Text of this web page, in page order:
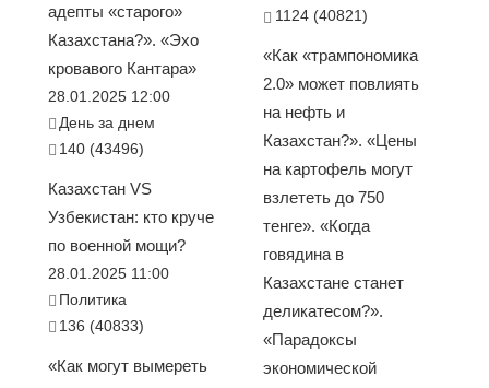
адепты «старого»
Казахстана?». «Эхо
кровавого Кантара»
28.01.2025 12:00
День за днем
140 (43496)
Казахстан VS
Узбекистан: кто круче
по военной мощи?
28.01.2025 11:00
Политика
136 (40833)
«Как могут вымереть
1124 (40821)
«Как «трампономика
2.0» может повлиять
на нефть и
Казахстан?». «Цены
на картофель могут
взлететь до 750
тенге». «Когда
говядина в
Казахстане станет
деликатесом?».
«Парадоксы
экономической